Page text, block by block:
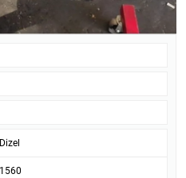
Dizel
1560